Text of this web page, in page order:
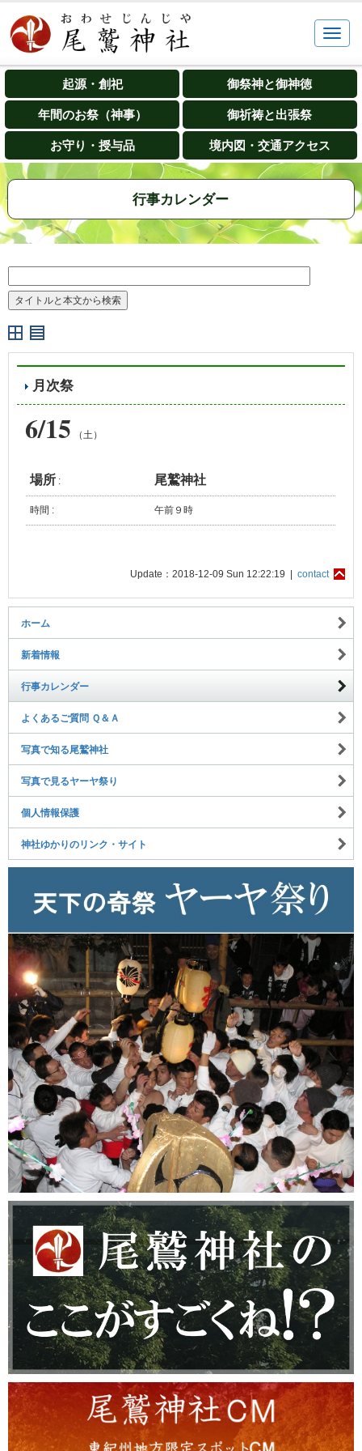
起源・創祀 御祭神と御神徳
年間のお祭（神事） 御祈祷と出張祭
お守り・授与品 境内図・交通アクセス
行事カレンダー
月次祭
6/15 （土）
場所 : 尾鷲神社
時間 : 午前９時
Update：2018-12-09 Sun 12:22:19 | contact
ホーム
新着情報
行事カレンダー
よくあるご質問 Ｑ＆Ａ
写真で知る尾鷲神社
写真で見るヤーヤ祭り
個人情報保護
神社ゆかりのリンク・サイト